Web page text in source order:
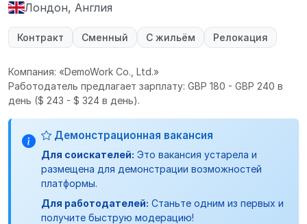
Лондон, Англия
Контракт Сменный С жильём Релокация
Компания: «DemoWork Co., Ltd.»
Работодатель предлагает зарплату: GBP 180 - GBP 240 в
день ($ 243 - $ 324 в день).
Демонстрационная вакансия
Для соискателей: Это вакансия устарела и
размещена для демонстрации возможностей
платформы.
Для работодателей: Станьте одним из первых и
получите быструю модерацию!